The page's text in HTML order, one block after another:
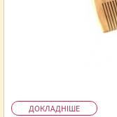
ДОКЛАДНІШЕ